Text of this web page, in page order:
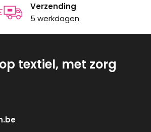
Verzending
5 werkdagen
textiel, met zorg